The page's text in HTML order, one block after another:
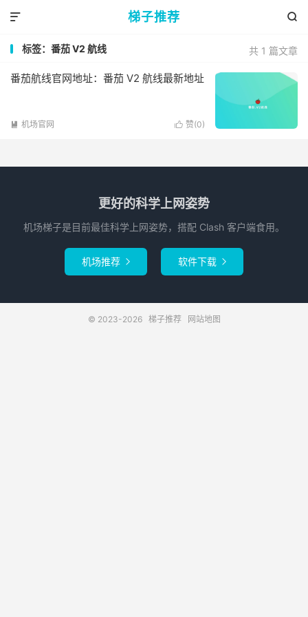
梯子推荐 

共 1 篇文章
标签：番茄 V2 航线
番茄航线官网地址：番茄 V2 航线最新地址
 赞(0)
 机场官网
更好的科学上网姿势
机场梯子是目前最佳科学上网姿势，搭配 Clash 客户端食用。
机场推荐  软件下载 
© 2023-2026 梯子推荐 网站地图